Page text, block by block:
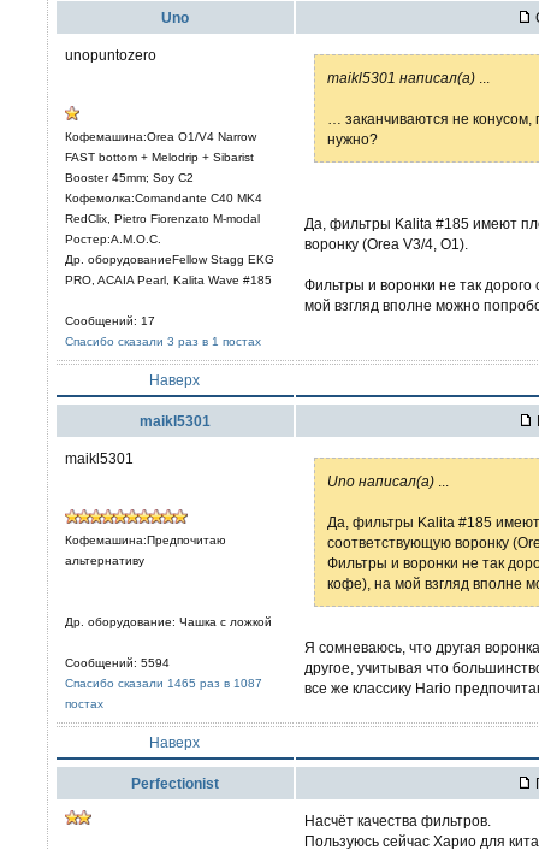
Uno
unopuntozero
Кофемашина:Orea O1/V4 Narrow
FAST bottom + Melodrip + Sibarist
Booster 45mm; Soy C2
Кофемолка:Comandante C40 MK4
RedClix, Pietro Fiorenzato M-modal
Ростер:A.M.O.C.
Др. оборудованиеFellow Stagg EKG
PRO, ACAIA Pearl, Kalita Wave #185
Сообщений: 17
Спасибо сказали 3 раз в 1 постах
maikl5301 написал(а)
… заканчиваются не
нужно?
Да, фильтры Kalita #185 имеют
воронку (Orea V3/4, O1).
Фильтры и воронки не так
мой взгляд вполне можно
Наверх
maikl5301
maikl5301
Кофемашина:Предпочитаю
альтернативу
Др. оборудование: Чашка с ложкой
Сообщений: 5594
Спасибо сказали 1465 раз в 1087
постах
Uno написал(а)
Да, фильтры Kalita #185
соответствующую воронку
Фильтры и воронки не так
кофе), на мой взгляд вполне
Я сомневаюсь, что другая
другое, учитывая что
все же классику Hario
Наверх
Perfectionist
Насчёт качества фильтров.
Пользуюсь сейчас Харио для